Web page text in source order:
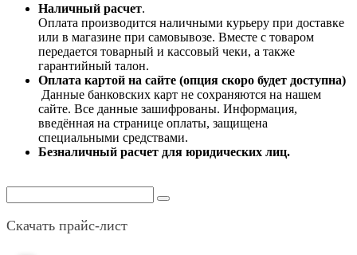
Наличный расчет.
Оплата производится наличными курьеру при доставке
или в магазине при самовывозе. Вместе с товаром
передается товарный и кассовый чеки, а также
гарантийный талон.
Оплата картой на сайте (опция скоро будет доступна)
Данные банковских карт не сохраняются на нашем
сайте. Все данные зашифрованы. Информация,
введённая на странице оплаты, защищена
специальными средствами.
Безналичный расчет для юридических лиц.
Скачать прайс-лист